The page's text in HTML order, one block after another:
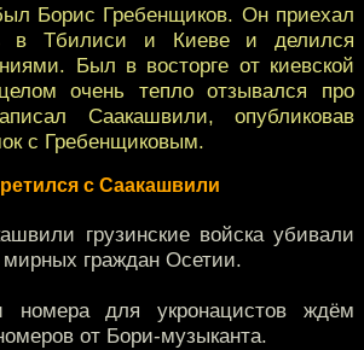
Борис Гребенщиков. Он приехал
в Тбилиси и Киеве и делился
Был в восторге от киевской
очень тепло отзывался про
Саакашвили, опубликовав
с Гребенщиковым.
с Саакашвили
грузинские войска убивали
мирных граждан Осетии.
номера для укронацистов ждём
от Бори-музыканта.